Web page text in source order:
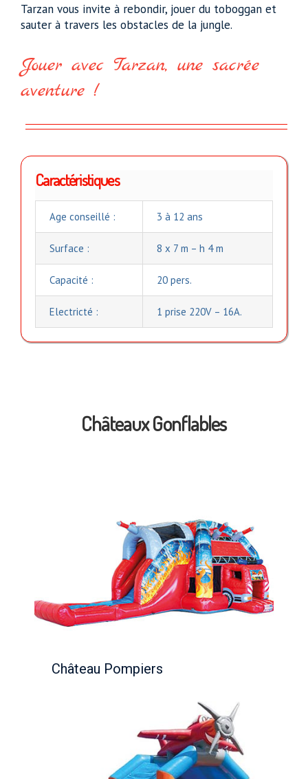
Tarzan vous invite à rebondir, jouer du toboggan et
sauter à travers les obstacles de la jungle.
Jouer avec Tarzan, une sacrée
aventure !
Caractéristiques
Age conseillé : 3 à 12 ans
Surface : 8 x 7 m – h 4 m
Capacité : 20 pers.
Electricté : 1 prise 220V – 16A.
Châteaux Gonflables
Château Pompiers